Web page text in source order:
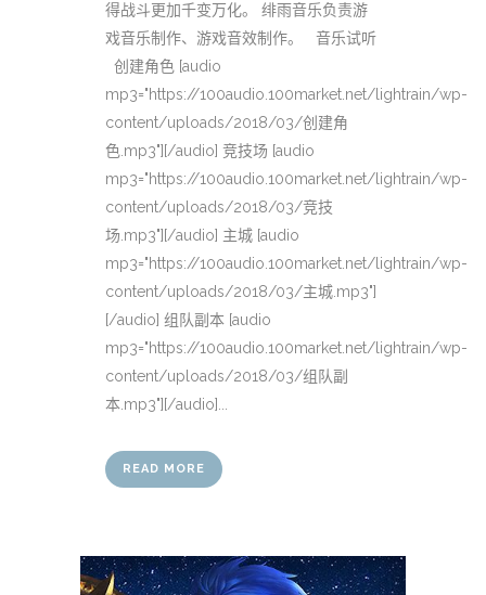
得战斗更加千变万化。 绯雨音乐负责游
戏音乐制作、游戏音效制作。 音乐试听
创建角色 [audio
mp3="https://100audio.100market.net/lightrain/wp-
content/uploads/2018/03/创建角
色.mp3"][/audio] 竞技场 [audio
mp3="https://100audio.100market.net/lightrain/wp-
content/uploads/2018/03/竞技
场.mp3"][/audio] 主城 [audio
mp3="https://100audio.100market.net/lightrain/wp-
content/uploads/2018/03/主城.mp3"]
[/audio] 组队副本 [audio
mp3="https://100audio.100market.net/lightrain/wp-
content/uploads/2018/03/组队副
本.mp3"][/audio]...
READ MORE